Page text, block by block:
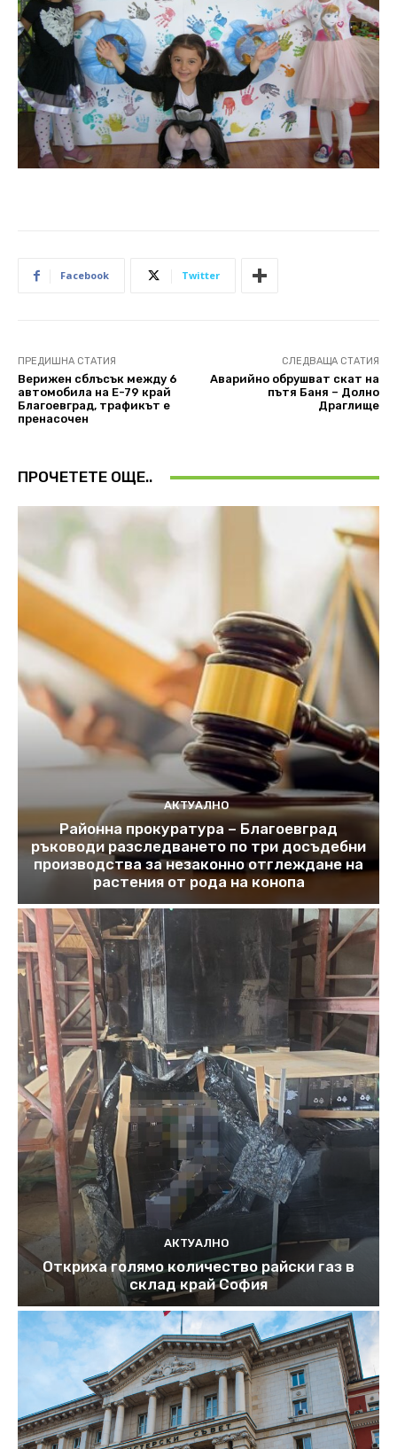
Facebook Twitter
ПРЕДИШНА СТАТИЯ
Верижен сблъсък между 6
автомобила на Е-79 край
Благоевград, трафикът е
пренасочен
СЛЕДВАЩА СТАТИЯ
Аварийно обрушват скат на
пътя Баня – Долно
Драглище
ПРОЧЕТЕТЕ ОЩЕ..
АКТУАЛНО
Районна прокуратура – Благоевград
ръководи разследването по три досъдебни
производства за незаконно отглеждане на
растения от рода на конопа
АКТУАЛНО
Откриха голямо количество райски газ в
склад край София